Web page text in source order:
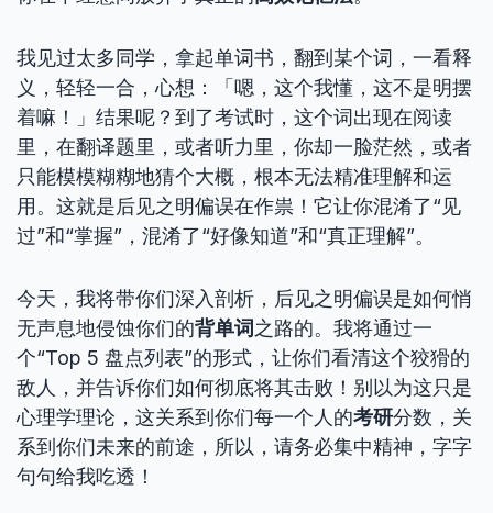
我见过太多同学，拿起单词书，翻到某个词，一看释
义，轻轻一合，心想：「嗯，这个我懂，这不是明摆
着嘛！」结果呢？到了考试时，这个词出现在阅读
里，在翻译题里，或者听力里，你却一脸茫然，或者
只能模模糊糊地猜个大概，根本无法精准理解和运
用。这就是后见之明偏误在作祟！它让你混淆了“见
过”和“掌握”，混淆了“好像知道”和“真正理解”。
今天，我将带你们深入剖析，后见之明偏误是如何悄
无声息地侵蚀你们的背单词 之路的。我将通过一
个“Top 5 盘点列表”的形式，让你们看清这个狡猾的
敌人，并告诉你们如何彻底将其击败！别以为这只是
心理学理论，这关系到你们每一个人的考研分数，关
系到你们未来的前途，所以，请务必集中精神，字字
句句给我吃透！